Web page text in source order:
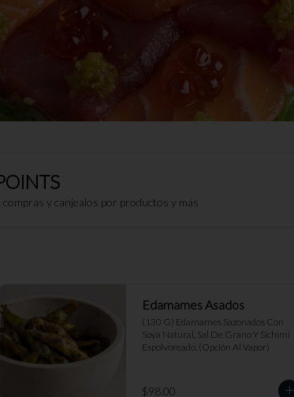
y canjealos por productos y más
Edamames Asados
(130 G) Edamames Sazonados Con
Soya Natural, Sal De Grano Y Sichimi
Espolvoreado. (Opción Al Vapor)
$98.00